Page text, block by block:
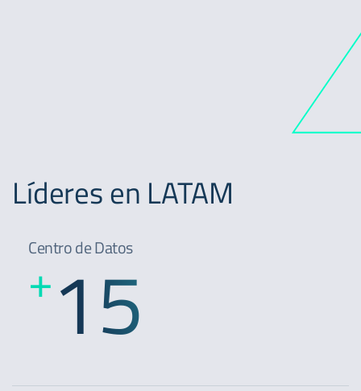
Líderes en LATAM
Centro de Datos
+15